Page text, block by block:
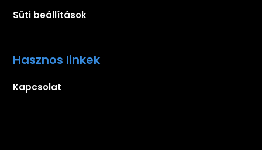
Süti beállítások
Hasznos linkek
Kapcsolat